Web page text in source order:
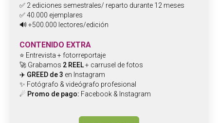
✅ 2 ediciones semestrales/ reparto durante 12 meses
✅ 40.000 ejemplares
🔊 +500.000 lectores/edición
CONTENIDO EXTRA
⭐ Entrevista + fotorreportaje
🚀 Grabamos 2 REEL+ carrusel de fotos
✈️ GREED de 3 en Instagram
✨ Fotógrafo & videógrafo profesional
☄ Promo de pago: Facebook & Instagram